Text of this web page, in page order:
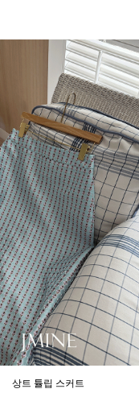
상트 튤립 스커트